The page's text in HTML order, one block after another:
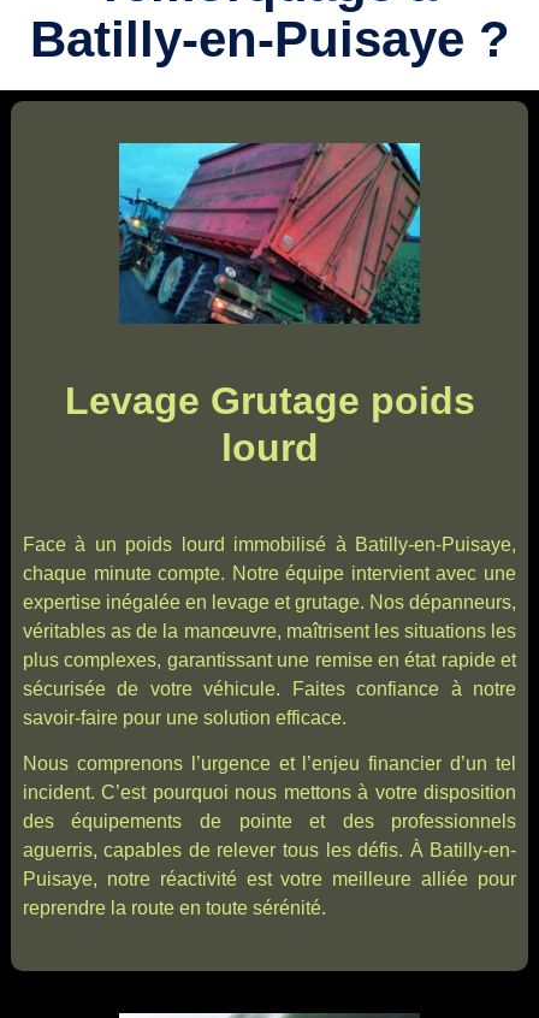
Batilly-en-Puisaye ?
Levage Grutage poids
lourd
Face à un poids lourd immobilisé à Batilly-en-Puisaye,
chaque minute compte. Notre équipe intervient avec une
expertise inégalée en levage et grutage. Nos dépanneurs,
véritables as de la manœuvre, maîtrisent les situations les
plus complexes, garantissant une remise en état rapide et
sécurisée de votre véhicule. Faites confiance à notre
savoir-faire pour une solution efficace.
Nous comprenons l’urgence et l’enjeu financier d’un tel
incident. C’est pourquoi nous mettons à votre disposition
des équipements de pointe et des professionnels
aguerris, capables de relever tous les défis. À Batilly-en-
Puisaye, notre réactivité est votre meilleure alliée pour
reprendre la route en toute sérénité.